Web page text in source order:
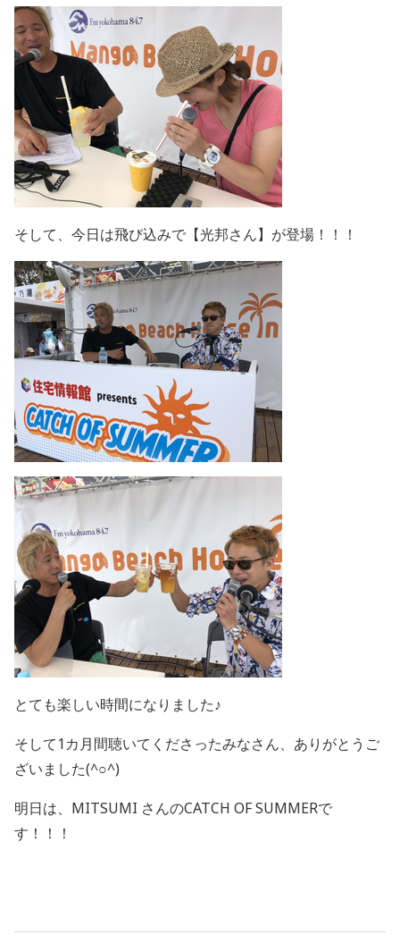
そして、今日は飛び込みで【光邦さん】が登場！！！
とても楽しい時間になりました♪
そして1カ月間聴いてくださったみなさん、ありがとうご
ざいました(^○^)
明日は、MITSUMI さんのCATCH OF SUMMERで
す！！！